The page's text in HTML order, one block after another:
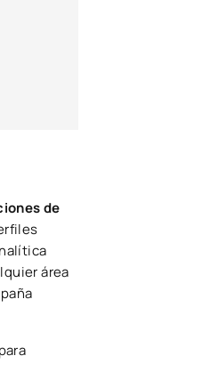
de
área